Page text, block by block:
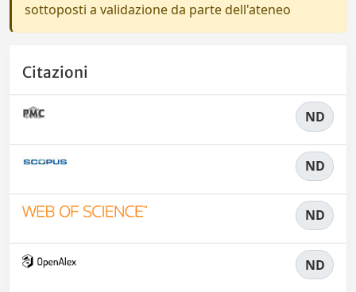
sottoposti a validazione da parte dell'ateneo
Citazioni
ND
ND
ND
ND